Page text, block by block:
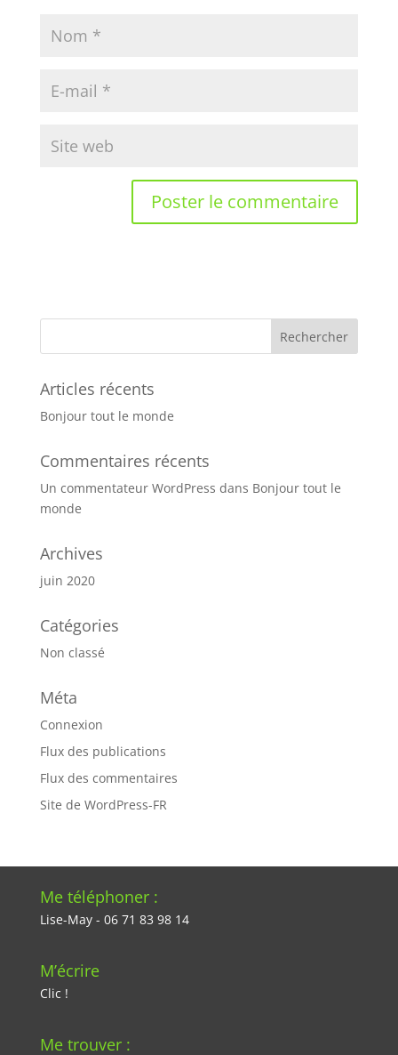
Articles récents
Bonjour tout le monde
Commentaires récents
Un commentateur WordPress dans Bonjour tout le
monde
Archives
juin 2020
Catégories
Non classé
Méta
Connexion
Flux des publications
Flux des commentaires
Site de WordPress-FR
Me téléphoner :
Lise-May ‭- 06 71 83 98 14‬
M’écrire
Clic !
Me trouver :